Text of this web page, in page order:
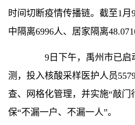
时间切断疫情传播链。截至1月
中隔离6996人、居家隔离
9日下午，禹州市已启
测，投入核酸采样医护人员
查、网格化管理，并实施“敲门
保“不漏一户、不漏一人”。